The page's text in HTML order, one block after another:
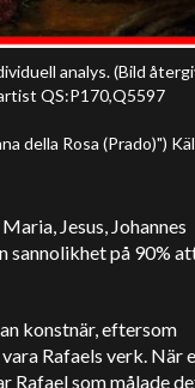
analys. (Bild
QS:P170,Q5597
della Rosa (Prado)")
Jesus, Johannes
sannolikhet på 90%
konstnär, eftersom
Rafaels verk. När
Rafael som målade